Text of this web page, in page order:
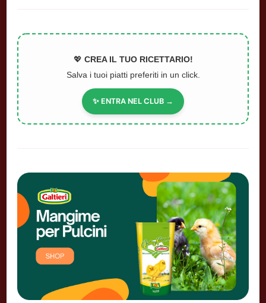
💖 CREA IL TUO RICETTARIO!
Salva i tuoi piatti preferiti in un click.
✨ ENTRA NEL CLUB →